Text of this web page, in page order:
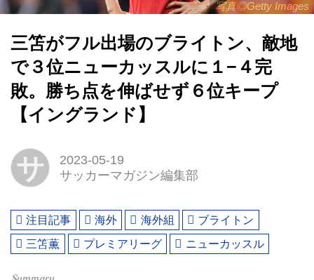
写真◎Getty Images
三笘がフル出場のブライトン、敵地
で３位ニューカッスルに１−４完
敗。勝ち点を伸ばせず６位キープ
【イングランド】
サ
2023-05-19
サッカーマガジン編集部
注目記事 海外 海外組
ブライトン
三笘薫
プレミアリーグ ニューカッスル